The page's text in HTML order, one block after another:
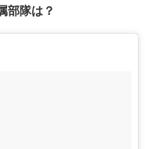
部隊は？